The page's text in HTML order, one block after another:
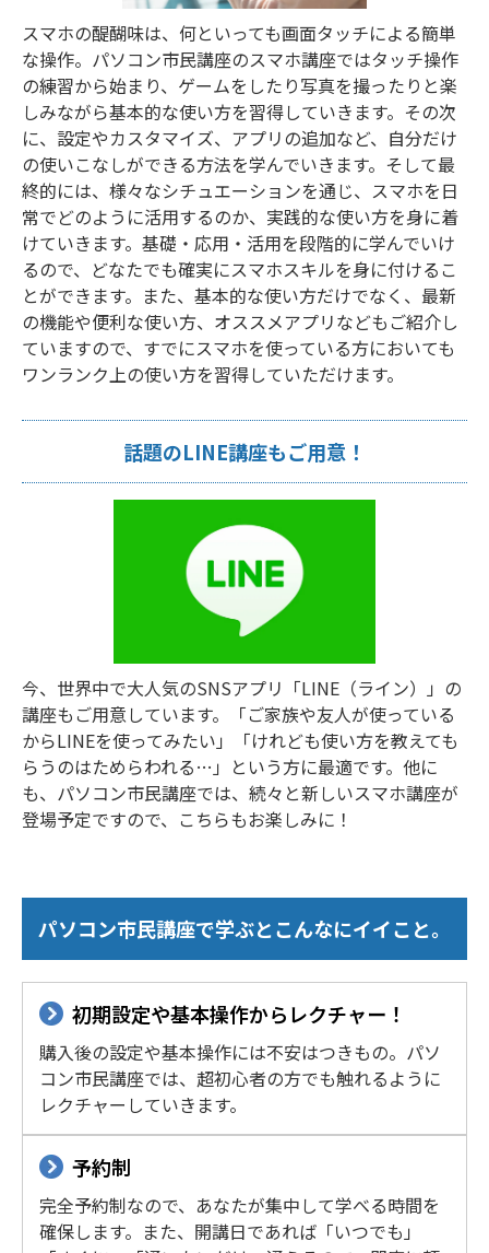
スマホの醍醐味は、何といっても画面タッチによる簡単
な操作。パソコン市民講座のスマホ講座ではタッチ操作
の練習から始まり、ゲームをしたり写真を撮ったりと楽
しみながら基本的な使い方を習得していきます。その次
に、設定やカスタマイズ、アプリの追加など、自分だけ
の使いこなしができる方法を学んでいきます。そして最
終的には、様々なシチュエーションを通じ、スマホを日
常でどのように活用するのか、実践的な使い方を身に着
けていきます。基礎・応用・活用を段階的に学んでいけ
るので、どなたでも確実にスマホスキルを身に付けるこ
とができます。また、基本的な使い方だけでなく、最新
の機能や便利な使い方、オススメアプリなどもご紹介し
ていますので、すでにスマホを使っている方においても
ワンランク上の使い方を習得していただけます。
話題のLINE講座もご用意！
今、世界中で大人気のSNSアプリ「LINE（ライン）」の
講座もご用意しています。「ご家族や友人が使っている
からLINEを使ってみたい」「けれども使い方を教えても
らうのはためらわれる…」という方に最適です。他に
も、パソコン市民講座では、続々と新しいスマホ講座が
登場予定ですので、こちらもお楽しみに！
パソコン市民講座で学ぶとこんなにイイこと。
初期設定や基本操作からレクチャー！
購入後の設定や基本操作には不安はつきもの。パソ
コン市民講座では、超初心者の方でも触れるように
レクチャーしていきます。
予約制
完全予約制なので、あなたが集中して学べる時間を
確保します。また、開講日であれば「いつでも」